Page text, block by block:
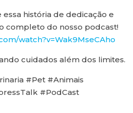
essa história de dedicação e
completo do nosso podcast!
watch?v=Wak9MseCAho
cuidados além dos limites.
#Pet #Animais
#PodCast